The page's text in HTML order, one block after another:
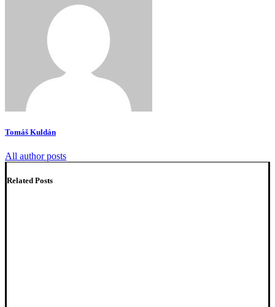
Tomáš Kuldán
All author posts
Related Posts